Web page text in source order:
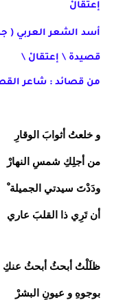
إعتقالْ
أسد الشعر العربي (
قصيدة \ إعتقالْ \
من قصائد : شاعر
و خلعتُ أثوابَ الوقارِ
من أجلِكِ شمسِ النهارْ
ودَدْتَ سيدتي الجميلة ْ
أن تَرِي ذا القلبَ عاري
ظلَلْتُ أبحثُ أبحثُ عنكِ
بوجوهِ و عيونِ البشرْ